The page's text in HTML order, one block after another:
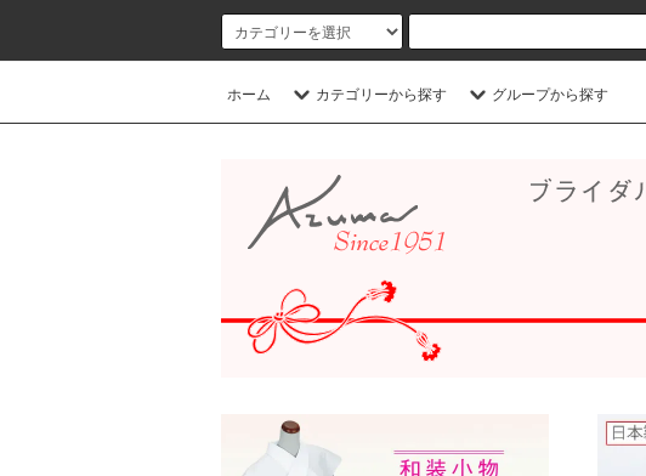
ホーム カテゴリーから探す グループから探す